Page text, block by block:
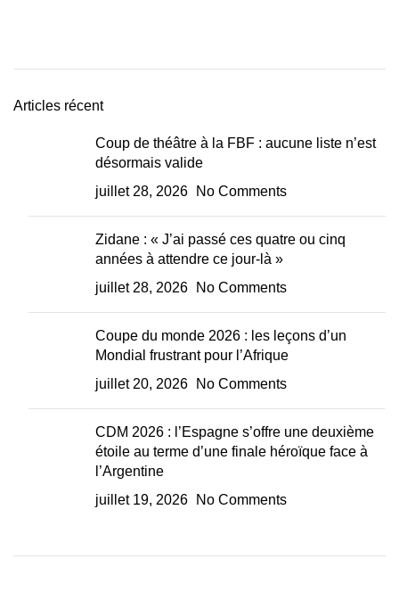
Articles récent
Coup de théâtre à la FBF : aucune liste n’est
désormais valide
juillet 28, 2026
No Comments
Zidane : « J’ai passé ces quatre ou cinq
années à attendre ce jour-là »
juillet 28, 2026
No Comments
Coupe du monde 2026 : les leçons d’un
Mondial frustrant pour l’Afrique
juillet 20, 2026
No Comments
CDM 2026 : l’Espagne s’offre une deuxième
étoile au terme d’une finale héroïque face à
l’Argentine
juillet 19, 2026
No Comments